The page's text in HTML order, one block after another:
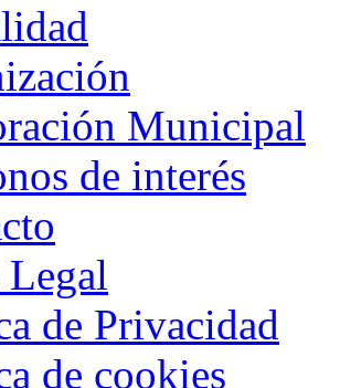
Municipal
de interés
de Privacidad
de cookies